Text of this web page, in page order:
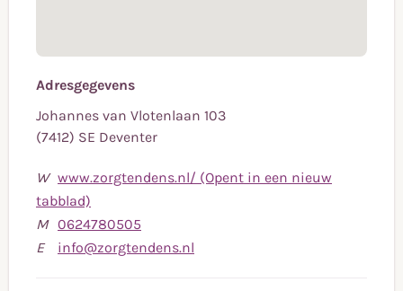
Adresgegevens
Johannes van Vlotenlaan 103
(7412) SE Deventer
W www.zorgtendens.nl/ (Opent in een nieuw
tabblad)
M 0624780505
naar
E info@zorgtendens.nl